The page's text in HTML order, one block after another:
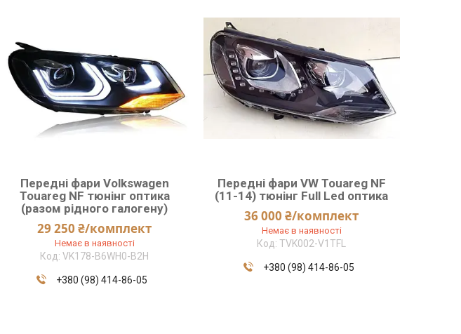
Передні фари Volkswagen
Touareg NF тюнінг оптика
(разом рідного галогену)
29 250 ₴/комплект
Немає в наявності
VK178-B6WH0-B2H
+380 (98) 414-86-05
Передні фари VW Touareg NF
(11-14) тюнінг Full Led оптика
36 000 ₴/комплект
Немає в наявності
TVK002-V1TFL
+380 (98) 414-86-05